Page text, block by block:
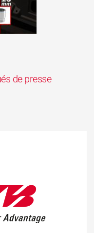
de presse